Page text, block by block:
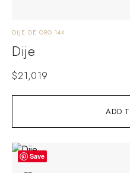
ADD
DIJE DE ORO 14K
Dije
$21,019
Save